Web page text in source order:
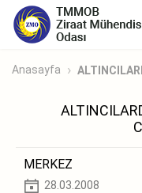
Anasayfa
MERKEZ
28.03.2008